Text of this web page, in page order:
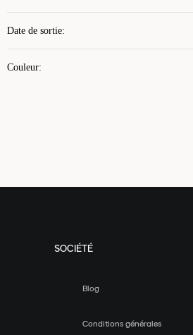
Date de sortie:
Couleur:
SOCIÉTÉ
Blog
Conditions générales